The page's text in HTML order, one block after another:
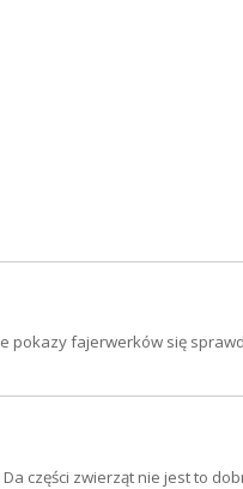
pokazy fajerwerków się
części zwierząt nie jest to